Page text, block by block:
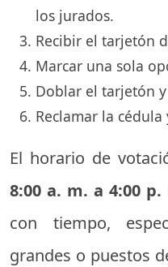
los jurados.
Recibir el tarjetón
Marcar una sola
Doblar el tarjetón
Reclamar la
El horario de
8:00 a. m. a 4:00 p.
con tiempo,
grandes o puestos